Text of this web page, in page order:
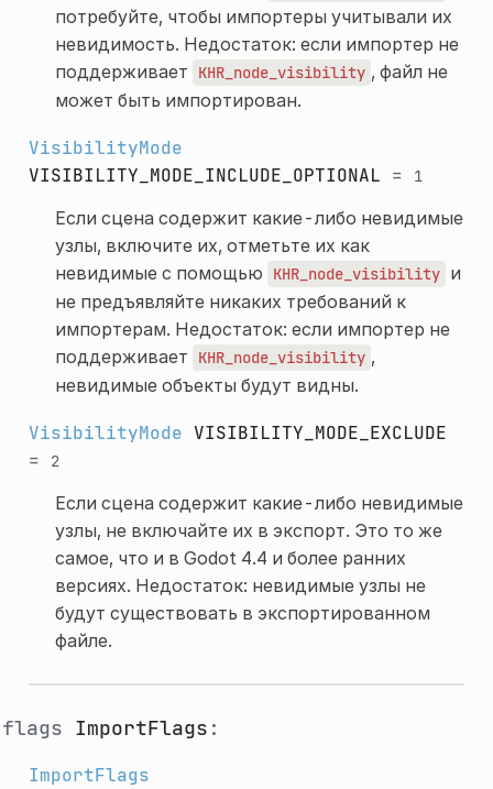
потребуйте, чтобы импортеры учитывали их
невидимость. Недостаток: если импортер не
поддерживает
KHR_node_visibility , файл не
может быть импортирован.
VisibilityMode
VISIBILITY_MODE_INCLUDE_OPTIONAL = 1
Если сцена содержит какие-либо невидимые
узлы, включите их, отметьте их как
невидимые с помощью
KHR_node_visibility и
не предъявляйте никаких требований к
импортерам. Недостаток: если импортер не
поддерживает
KHR_node_visibility ,
невидимые объекты будут видны.
VisibilityMode VISIBILITY_MODE_EXCLUDE
=
2
Если сцена содержит какие-либо невидимые
узлы, не включайте их в экспорт. Это то же
самое, что и в Godot 4.4 и более ранних
версиях. Недостаток: невидимые узлы не
будут существовать в экспортированном
файле.
flags ImportFlags :
ImportFlags